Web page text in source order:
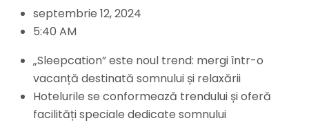
septembrie 12, 2024
5:40 AM
„Sleepcation” este noul trend: mergi într-o
vacanță destinată somnului și relaxării
Hotelurile se conformează trendului și oferă
facilități speciale dedicate somnului